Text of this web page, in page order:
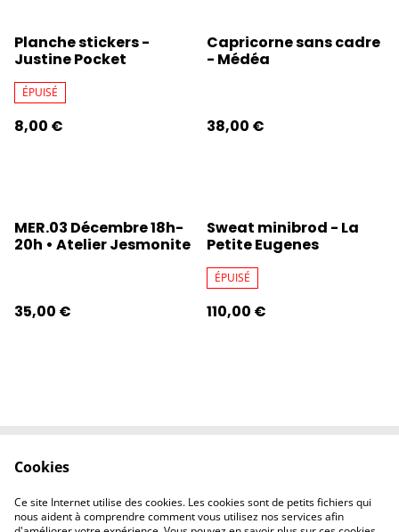
Planche stickers -
Justine Pocket
ÉPUISÉ
8,00 €
Capricorne sans cadre
- Médéa
38,00 €
MER.03 Décembre 18h-
20h • Atelier Jesmonite
35,00 €
Sweat minibrod - La
Petite Eugenes
ÉPUISÉ
110,00 €
Contactez-nous
Politique de
confidentialité
Politique de
cookies
Cookies
Ce site Internet utilise des cookies. Les cookies sont de petits fichiers qui
nous aident à comprendre comment vous utilisez nos services afin